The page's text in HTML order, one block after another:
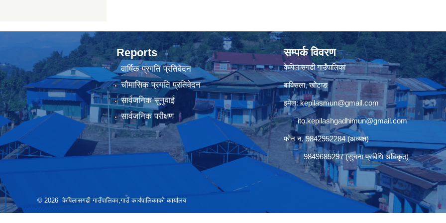
Reports
वार्षिक प्रगति प्रतिवेदन
चौमासिक प्रगति प्रतिवेदन
सार्वजनिक सुनुवाई
सार्वजनिक परीक्षण
सम्पर्क विवरण
केपिलासगढी गाउँपालिका
बाक्सिला, खोटाङ
इमेल:kepilasmun@gmail.com
ito.kepilashgadhimun@gmail.com
फोन न. 9842952284 (अध्यक्ष)
9849685297 (सुचना प्रबिधि अधिकृत)
© 2026 केपिलासगढी गाउँपालिका,गाउँ कार्यपालिकाको कार्यालय